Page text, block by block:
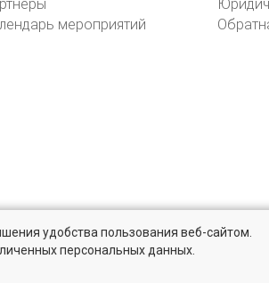
мероприятий
удобства пользования веб-сайтом.
персональных данных.